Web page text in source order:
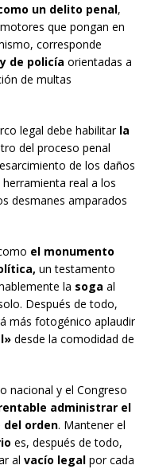
un delito penal,
que pongan en
corresponde
de policía orientadas a
de multas
legal debe habilitar la
del proceso penal
de los daños
real a los
desmanes amparados
el monumento
tica, un testamento
la soga al
Después de todo,
más fotogénico aplaudir
desde la comodidad de
nacional y el Congreso
administrar el
del orden. Mantener el
es, después de todo,
al vacío legal por cada